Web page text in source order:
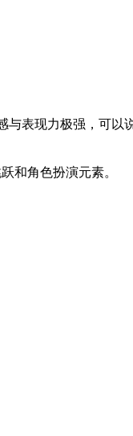
与表现力极强，可
和角色扮演元素。